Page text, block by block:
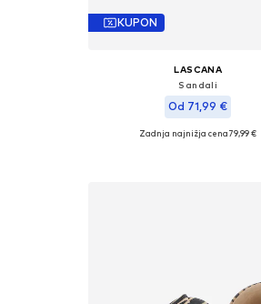
KUPON
LASCANA
Sandali
Od 71,99 €
+1
Na voljo v različnih velikostih
Zadnja najnižja cena79,99 €